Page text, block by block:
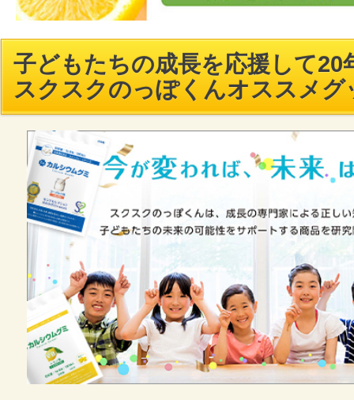
子どもたちの成長を応援して20
スクスクのっぽくんオススメグ